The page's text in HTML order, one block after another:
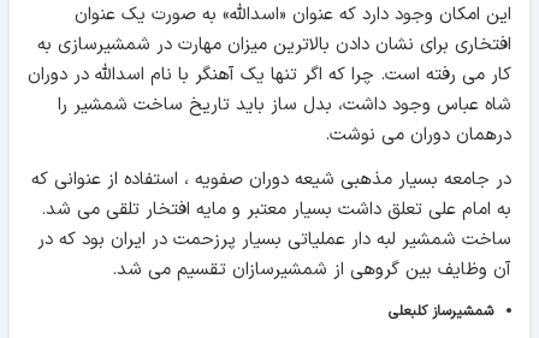
این امکان وجود دارد که عنوان «اسدالله» به صورت يک عنوان
افتخاری برای نشان دادن بالاترين ميزان مهارت در شمشيرسازی به
کار می رفته است. چرا که اگر تنها يک آهنگر با نام اسدالله در دوران
شاه عباس وجود داشت، بدل ساز بايد تاريخ ساخت شمشير را
درهمان دوران می نوشت.
در جامعه بسيار مذهبی شيعه دوران صفويه ، استفاده از عنوانی که
به امام علی تعلق داشت بسيار معتبر و مايه افتخار تلقی می شد.
ساخت شمشير لبه دار عملياتی بسيار پرزحمت در ايران بود که در
آن وظايف بين گروهی از شمشيرسازان تقسيم می شد.
شمشیرساز کلبعلی